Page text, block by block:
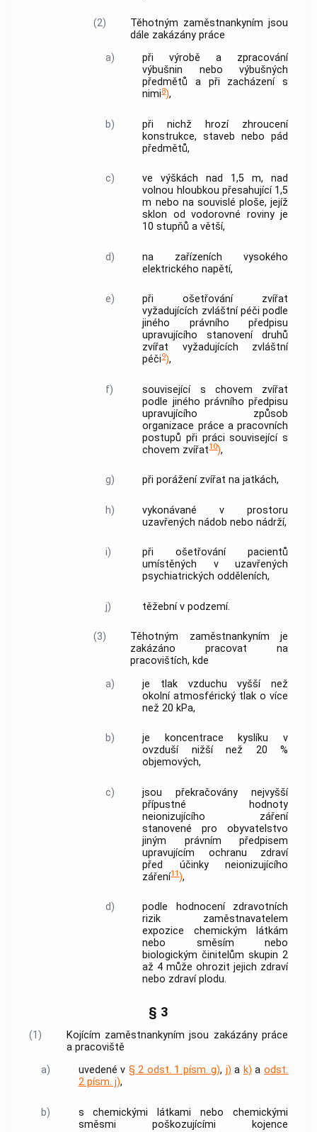
(2)
Těhotným zaměstnankyním jsou
dále zakázány práce
a)
při výrobě a zpracování
výbušnin nebo výbušných
předmětů a při zacházení s
nimi8),
b)
při nichž hrozí zhroucení
konstrukce, staveb nebo pád
předmětů,
c)
ve výškách nad 1,5 m, nad
volnou hloubkou přesahující 1,5
m nebo na souvislé ploše, jejíž
sklon od vodorovné roviny je
10 stupňů a větší,
d)
na zařízeních vysokého
elektrického napětí,
e)
při ošetřování zvířat
vyžadujících zvláštní péči podle
jiného právního předpisu
upravujícího stanovení druhů
zvířat vyžadujících zvláštní
péči9),
f)
související s chovem zvířat
podle jiného právního předpisu
upravujícího způsob
organizace práce a pracovních
postupů při práci související s
chovem zvířat10),
g) při porážení zvířat na jatkách,
h)
vykonávané v prostoru
uzavřených nádob nebo nádrží,
i)
při ošetřování pacientů
umístěných v uzavřených
psychiatrických odděleních,
j) těžební v podzemí.
(3)
Těhotným zaměstnankyním je
zakázáno pracovat na
pracovištích, kde
a)
je tlak vzduchu vyšší než
okolní atmosférický tlak o více
než 20 kPa,
b)
je koncentrace kyslíku v
ovzduší nižší než 20 %
objemových,
c)
jsou překračovány nejvyšší
přípustné hodnoty
neionizujícího záření
stanovené pro obyvatelstvo
jiným právním předpisem
upravujícím ochranu zdraví
před účinky neionizujícího
záření11),
d)
podle hodnocení zdravotních
rizik zaměstnavatelem
expozice chemickým látkám
nebo směsím nebo
biologickým činitelům skupin 2
až 4 může ohrozit jejich zdraví
nebo zdraví plodu.
§ 3
(1)
Kojícím zaměstnankyním jsou zakázány práce
a pracoviště
a)
uvedené v § 2 odst. 1 písm. g), j) a k) aodst.
2 písm. j),
b)
s chemickými látkami nebo chemickými
směsmi poškozujícími kojence